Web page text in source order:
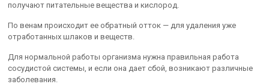
получают питательные вещества и кислород.
По венам происходит ее обратный отток — для удаления уже
отработанных шлаков и веществ.
Для нормальной работы организма нужна правильная работа
сосудистой системы, и если она дает сбой, возникают различные
заболевания.